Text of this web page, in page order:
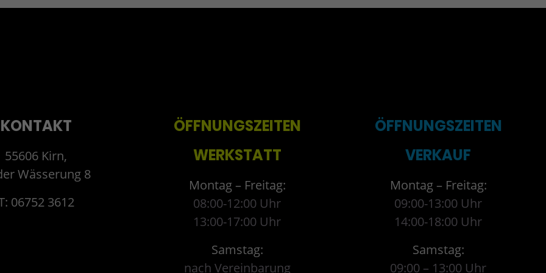
KONTAKT
55606 Kirn,
Wässerung 8
06752 3612
ÖFFNUNGSZEITEN
WERKSTATT
Montag – Freitag:
08:00-12:00 Uhr
13:00-17:00 Uhr
Samstag:
nach Vereinbarung
ÖFFNUNGSZEITEN
VERKAUF
Montag – Freitag:
09:00-13:00 Uhr
14:00-18:00 Uhr
Samstag:
09:00 – 13:00 Uhr